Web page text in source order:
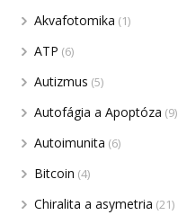
Akvafotomika (1)
ATP (6)
Autizmus (5)
Autofágia a Apoptóza (9)
Autoimunita (6)
Bitcoin (4)
Chiralita a asymetria (21)